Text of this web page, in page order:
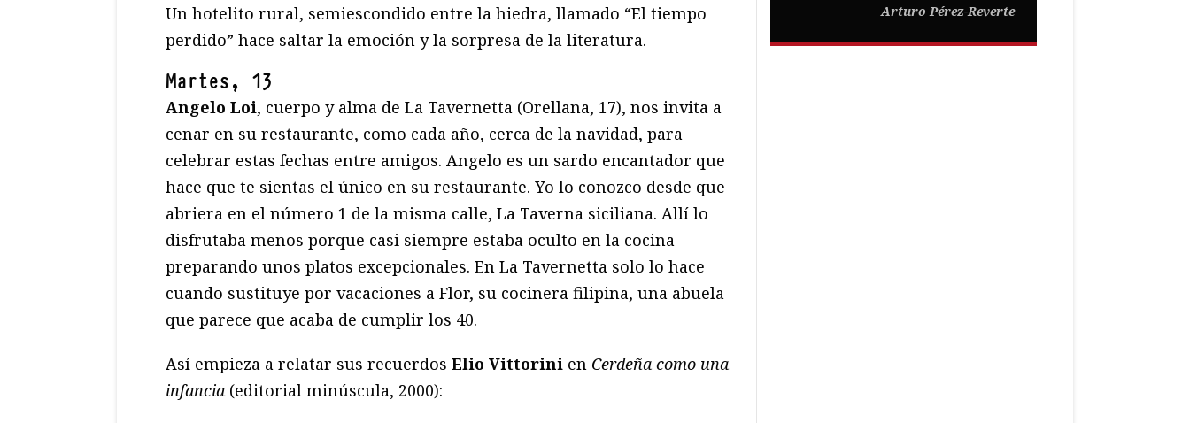
Un hotelito rural, semiescondido entre la hiedra, llamado “El tiempo
perdido” hace saltar la emoción y la sorpresa de la literatura.
Martes, 13
Angelo Loi, cuerpo y alma de La Tavernetta (Orellana, 17), nos invita a
cenar en su restaurante, como cada año, cerca de la navidad, para
celebrar estas fechas entre amigos. Angelo es un sardo encantador que
hace que te sientas el único en su restaurante. Yo lo conozco desde que
abriera en el número 1 de la misma calle, La Taverna siciliana. Allí lo
disfrutaba menos porque casi siempre estaba oculto en la cocina
preparando unos platos excepcionales. En La Tavernetta solo lo hace
cuando sustituye por vacaciones a Flor, su cocinera filipina, una abuela
que parece que acaba de cumplir los 40.
Así empieza a relatar sus recuerdos Elio Vittorini en Cerdeña como una
infancia (editorial minúscula, 2000):
Arturo Pérez-Reverte